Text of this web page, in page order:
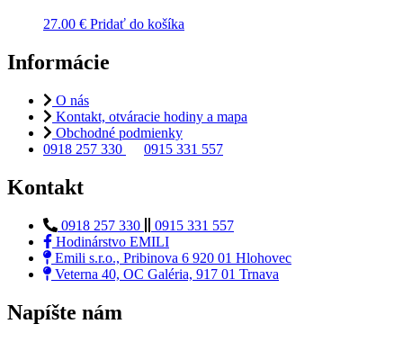
27.00 € Pridať do košíka
Informácie
O nás
Kontakt, otváracie hodiny a mapa
Obchodné podmienky
0918 257 330
0915 331 557
Kontakt
0918 257 330
0915 331 557
Hodinárstvo EMILI
Emili s.r.o., Pribinova 6 920 01 Hlohovec
Veterna 40, OC Galéria, 917 01 Trnava
Napíšte nám